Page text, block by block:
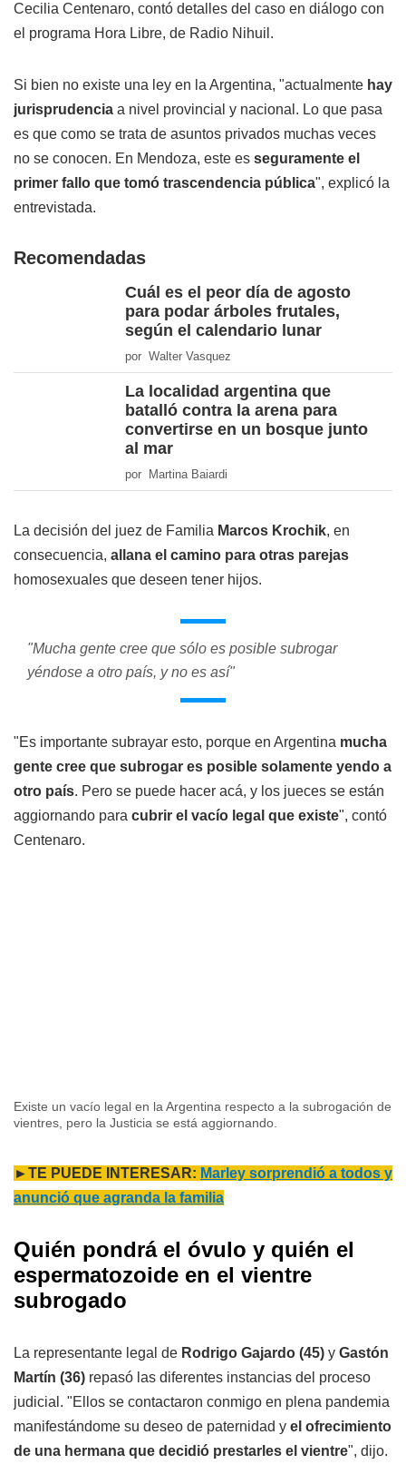
Cecilia Centenaro, contó detalles del caso en diálogo con
el programa Hora Libre, de Radio Nihuil.
Si bien no existe una ley en la Argentina, "actualmente hay
jurisprudencia a nivel provincial y nacional. Lo que pasa
es que como se trata de asuntos privados muchas veces
no se conocen. En Mendoza, este es seguramente el
primer fallo que tomó trascendencia pública", explicó la
entrevistada.
Recomendadas
Cuál es el peor día de agosto
para podar árboles frutales,
según el calendario lunar
por Walter Vasquez
La localidad argentina que
batalló contra la arena para
convertirse en un bosque junto
al mar
por Martina Baiardi
La decisión del juez de Familia Marcos Krochik, en
consecuencia, allana el camino para otras parejas
homosexuales que deseen tener hijos.
"Mucha gente cree que sólo es posible subrogar
yéndose a otro país, y no es así"
"Es importante subrayar esto, porque en Argentina mucha
gente cree que subrogar es posible solamente yendo a
otro país. Pero se puede hacer acá, y los jueces se están
aggiornando para cubrir el vacío legal que existe", contó
Centenaro.
Existe un vacío legal en la Argentina respecto a la subrogación de
vientres, pero la Justicia se está aggiornando.
►TE PUEDE INTERESAR: Marley sorprendió a todos y
anunció que agranda la familia
Quién pondrá el óvulo y quién el
espermatozoide en el vientre
subrogado
La representante legal de Rodrigo Gajardo (45) y Gastón
Martín (36) repasó las diferentes instancias del proceso
judicial. "Ellos se contactaron conmigo en plena pandemia
manifestándome su deseo de paternidad y el ofrecimiento
de una hermana que decidió prestarles el vientre", dijo.